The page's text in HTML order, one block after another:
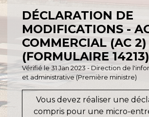
DÉCLARATION DE
MODIFICATIONS -
COMMERCIAL (AC 2)
(FORMULAIRE 14213)
Vérifié le 31 Jan 2023 - Direction de
et administrative (Première ministre)
Vous devez réaliser une
compris pour une micro-